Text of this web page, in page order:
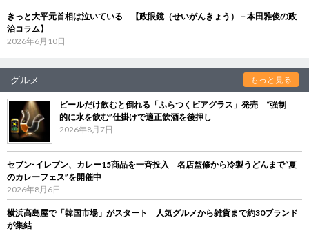
きっと大平元首相は泣いている 【政眼鏡（せいがんきょう）－本田雅俊の政
治コラム】
2026年6月10日
グルメ もっと見る
ビールだけ飲むと倒れる「ふらつくビアグラス」発売 “強制
的に水を飲む”仕掛けで適正飲酒を後押し
2026年8月7日
セブン‐イレブン、カレー15商品を一斉投入 名店監修から冷製うどんまで“夏
のカレーフェス”を開催中
2026年8月6日
横浜高島屋で「韓国市場」がスタート 人気グルメから雑貨まで約30ブランド
が集結